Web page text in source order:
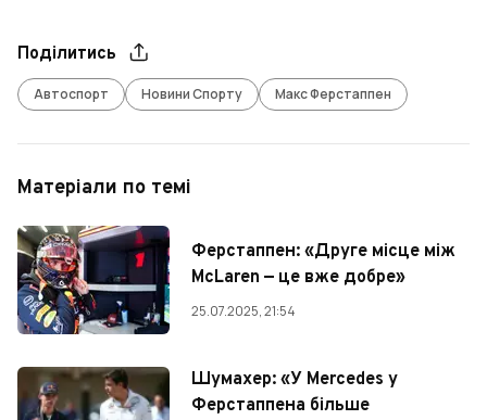
Поділитись
Автоспорт Новини Спорту Макс Ферстаппен
Матеріали по темі
Ферстаппен: «Друге місце між
McLaren — це вже добре»
25.07.2025, 21:54
Шумахер: «У Mercedes у
Ферстаппена більше